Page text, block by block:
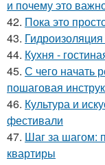
и почему это
42. Пока это
43.
44. Кухня -
45. С чего начать
пошаговая
46. Культура и
фестивали
47. Шаг за шагом:
квартиры